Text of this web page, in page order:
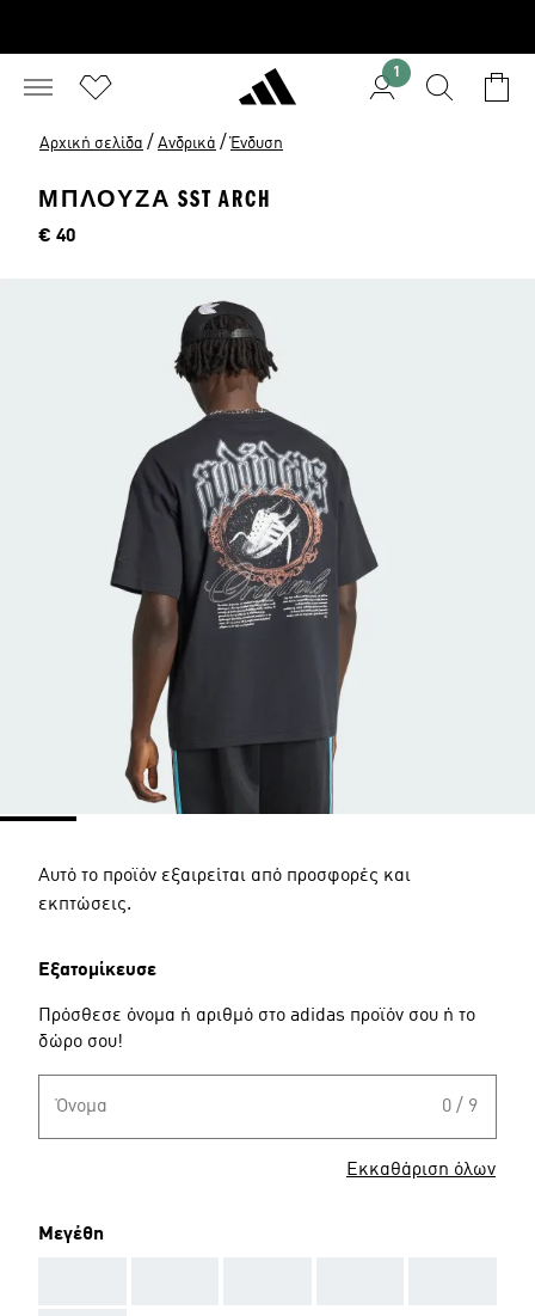
1
Αρχική σελίδα / Ανδρικά / Ένδυση
ΜΠΛΟΥΖΑ SST ARCH
Τιμή
€ 40
Αυτό το προϊόν εξαιρείται από προσφορές και
εκπτώσεις.
Εξατομίκευσε
Πρόσθεσε όνομα ή αριθμό στο adidas προϊόν σου ή το
δώρο σου!
Όνομα 0 / 9
Εκκαθάριση όλων
Μεγέθη